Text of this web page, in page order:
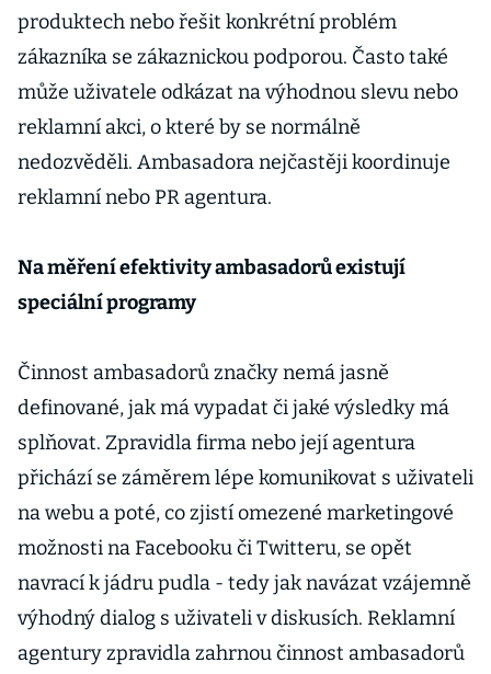
produktech nebo řešit konkrétní problém
zákazníka se zákaznickou podporou. Často také
může uživatele odkázat na výhodnou slevu nebo
reklamní akci, o které by se normálně
nedozvěděli. Ambasadora nejčastěji koordinuje
reklamní nebo PR agentura.
Na měření efektivity ambasadorů existují
speciální programy
Činnost ambasadorů značky nemá jasně
definované, jak má vypadat či jaké výsledky má
splňovat. Zpravidla firma nebo její agentura
přichází se záměrem lépe komunikovat s uživateli
na webu a poté, co zjistí omezené marketingové
možnosti na Facebooku či Twitteru, se opět
navrací k jádru pudla - tedy jak navázat vzájemně
výhodný dialog s uživateli v diskusích. Reklamní
agentury zpravidla zahrnou činnost ambasadorů